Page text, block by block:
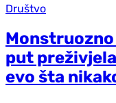
Društvo
Monstruozno
put
evo šta